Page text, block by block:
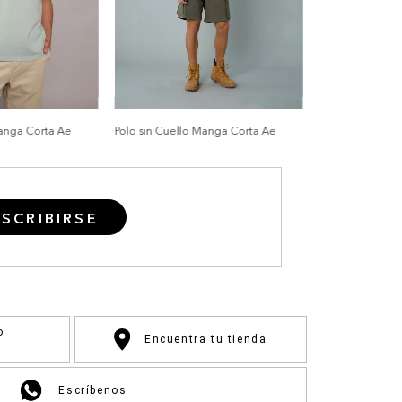
Corta Ae Polo sin Cuello Manga Corta Ae
Encuentra tu tienda
Escríbenos